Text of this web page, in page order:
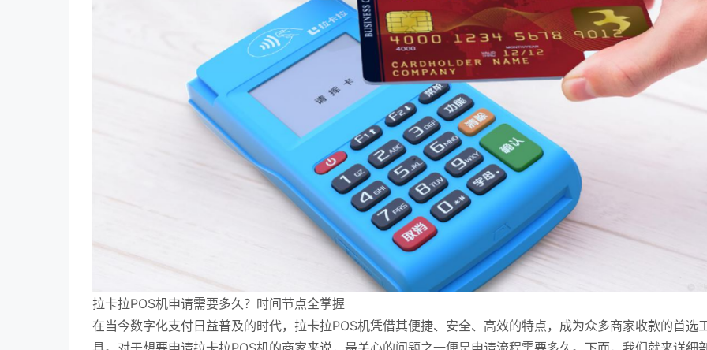
拉卡拉POS机申请需要多久？时间节点全掌握
在当今数字化支付日益普及的时代，拉卡拉POS机凭借其便捷、安全、高效的特点，成为众多商家收款的首选